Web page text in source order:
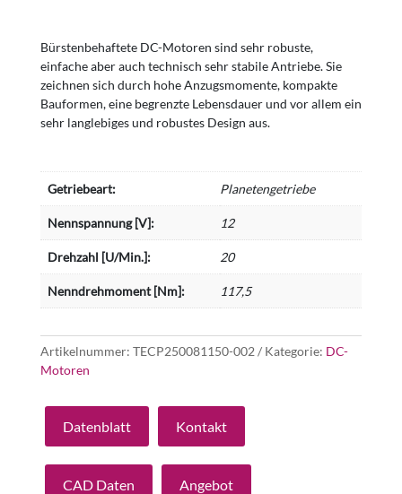
Bürstenbehaftete DC-Motoren sind sehr robuste,
einfache aber auch technisch sehr stabile Antriebe. Sie
zeichnen sich durch hohe Anzugsmomente, kompakte
Bauformen, eine begrenzte Lebensdauer und vor allem ein
sehr langlebiges und robustes Design aus.
Getriebeart: Planetengetriebe
Nennspannung [V]: 12
Drehzahl [U/Min.]: 20
Nenndrehmoment [Nm]: 117,5
Artikelnummer: TECP250081150-002 Kategorie: DC-
Motoren
Datenblatt Kontakt
CAD Daten Angebot